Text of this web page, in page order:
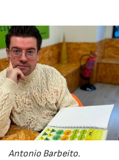
Antonio Barbeito.